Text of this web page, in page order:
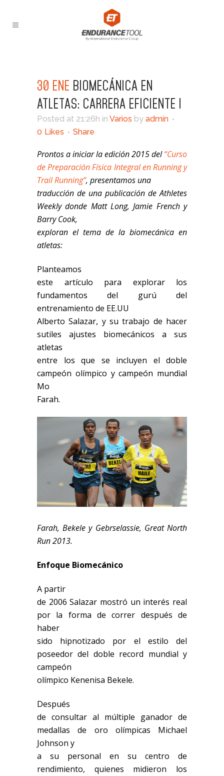
30 ENE BIOMECÁNICA EN
ATLETAS: CARRERA EFICIENTE I
Posted at 21:26h in Varios by admin
0 Likes Share
Prontos a iniciar la edición 2015 del“Curso
de Preparación Física Integral en Running y
Trail Running”, presentamos una
traducción de una publicación de Athletes
Weekly donde Matt Long, Jamie French y
Barry Cook,
exploran el tema de la biomecánica en
atletas:
Planteamos
este artículo para explorar los
fundamentos del gurú del
entrenamiento de EE.UU
Alberto Salazar, y su trabajo de hacer
sutiles ajustes biomecánicos a sus
atletas
entre los que se incluyen el doble
campeón olímpico y campeón mundial
Mo
Farah.
Farah, Bekele y Gebrselassie, Great North
Run 2013.
Enfoque Biomecánico
A partir
de 2006 Salazar mostró un interés real
por la forma de correr después de
haber
sido hipnotizado por el estilo del
poseedor del doble record mundial y
campeón
olímpico Kenenisa Bekele.
Después
de consultar al múltiple ganador de
medallas de oro olímpicas Michael
Johnson y
a su personal en su centro de
rendimiento, quienes midieron los